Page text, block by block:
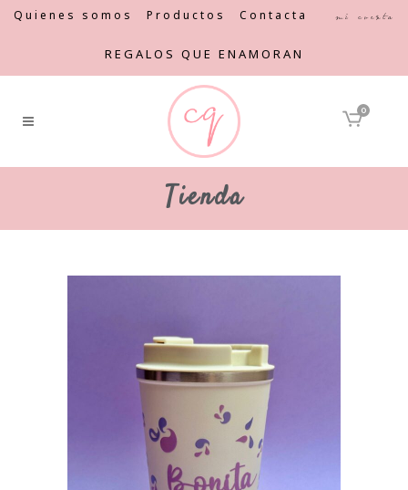
Quienes somos Productos Contacta Mi cuenta
REGALOS QUE ENAMORAN
0
Tienda